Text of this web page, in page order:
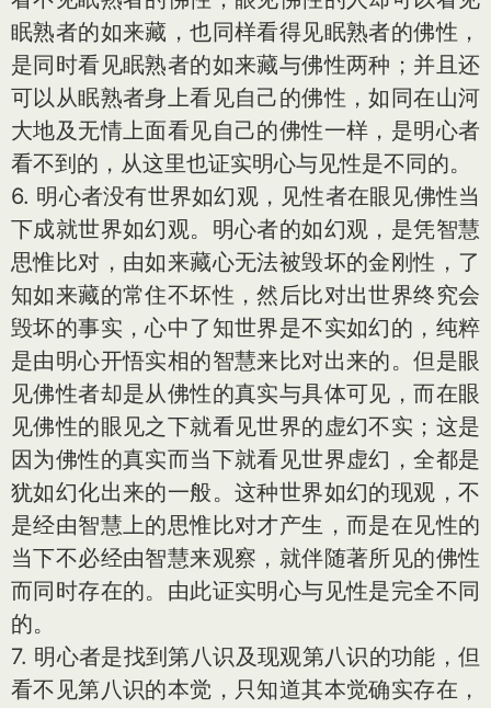
眠熟者的如来藏，也同样看得见眠熟者的佛性，
是同时看见眠熟者的如来藏与佛性两种；并且还
可以从眠熟者身上看见自己的佛性，如同在山河
大地及无情上面看见自己的佛性一样，是明心者
看不到的，从这里也证实明心与见性是不同的。
6. 明心者没有世界如幻观，见性者在眼见佛性当
下成就世界如幻观。明心者的如幻观，是凭智慧
思惟比对，由如来藏心无法被毁坏的金刚性，了
知如来藏的常住不坏性，然后比对出世界终究会
毁坏的事实，心中了知世界是不实如幻的，纯粹
是由明心开悟实相的智慧来比对出来的。但是眼
见佛性者却是从佛性的真实与具体可见，而在眼
见佛性的眼见之下就看见世界的虚幻不实；这是
因为佛性的真实而当下就看见世界虚幻，全都是
犹如幻化出来的一般。这种世界如幻的现观，不
是经由智慧上的思惟比对才产生，而是在见性的
当下不必经由智慧来观察，就伴随著所见的佛性
而同时存在的。由此证实明心与见性是完全不同
的。
7. 明心者是找到第八识及现观第八识的功能，但
看不见第八识的本觉，只知道其本觉确实存在，